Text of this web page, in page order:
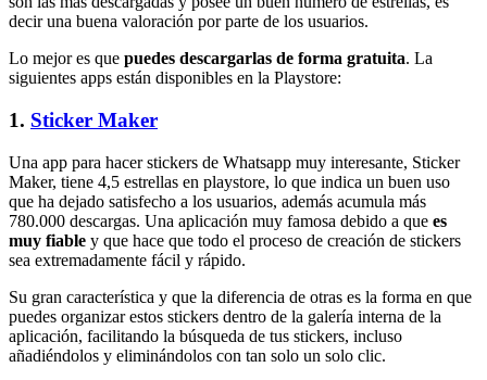
decir una buena valoración por parte de los usuarios.
Lo mejor es que puedes descargarlas de forma gratuita. La
siguientes apps están disponibles en la Playstore:
1. Sticker Maker
Una app para hacer stickers de Whatsapp muy interesante, Sticker
Maker, tiene 4,5 estrellas en playstore, lo que indica un buen uso
que ha dejado satisfecho a los usuarios, además acumula más
780.000 descargas. Una aplicación muy famosa debido a que es
muy fiable y que hace que todo el proceso de creación de stickers
sea extremadamente fácil y rápido.
Su gran característica y que la diferencia de otras es la forma en que
puedes organizar estos stickers dentro de la galería interna de la
aplicación, facilitando la búsqueda de tus stickers, incluso
añadiéndolos y eliminándolos con tan solo un solo clic.